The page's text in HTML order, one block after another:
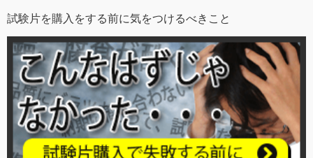
試験片を購入をする前に気をつけるべきこと